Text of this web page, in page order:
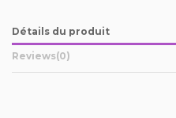
Détails du produit
Reviews(0)